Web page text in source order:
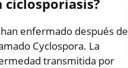
enfermado después de
Cyclospora. La
transmitida por